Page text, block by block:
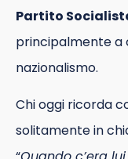
Partito
principalmente a
nazionalismo.
Chi oggi ricorda
solitamente in